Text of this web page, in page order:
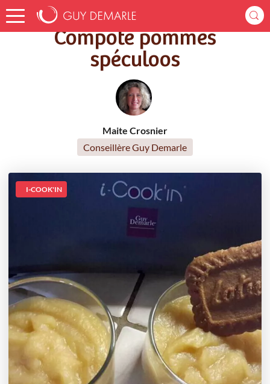
Accueil Recettes Compote pommes spéculoos
Compote pommes
spéculoos
Maite Crosnier
Conseillère Guy Demarle
I-COOK'IN